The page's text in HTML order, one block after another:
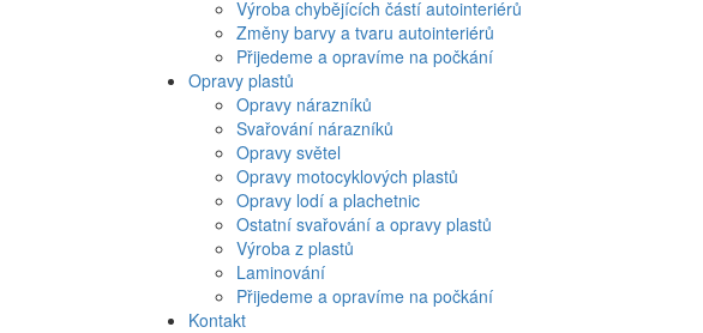
Výroba chybějících částí autointeriérů
Změny barvy a tvaru autointeriérů
Přijedeme a opravíme na počkání
Opravy plastů
Opravy nárazníků
Svařování nárazníků
Opravy světel
Opravy motocyklových plastů
Opravy lodí a plachetnic
Ostatní svařování a opravy plastů
Výroba z plastů
Laminování
Přijedeme a opravíme na počkání
Kontakt